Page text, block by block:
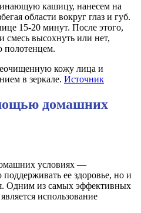
кашицу, нанесем на
области вокруг глаз и губ.
15-20 минут. После этого,
смесь высохнуть или нет,
полотенцем.
кожу лица и
в зеркале. Источник
домашних
условиях —
ее здоровье, но и
Одним из самых эффективных
использование